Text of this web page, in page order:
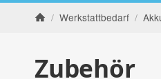
/ Werkstattbedarf /
Zubehör